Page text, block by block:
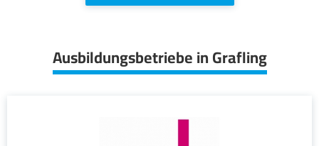
Ausbildungsbetriebe in Grafling